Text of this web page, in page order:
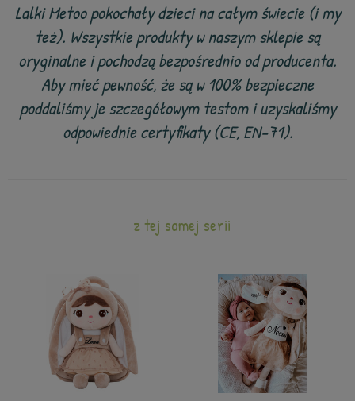
Lalki Metoo pokochały dzieci na całym świecie (i my
też). Wszystkie produkty w naszym sklepie są
oryginalne i pochodzą bezpośrednio od producenta.
Aby mieć pewność, że są w 100% bezpieczne
poddaliśmy je szczegółowym testom i uzyskaliśmy
odpowiednie certyfikaty (CE, EN-71).
z tej samej serii